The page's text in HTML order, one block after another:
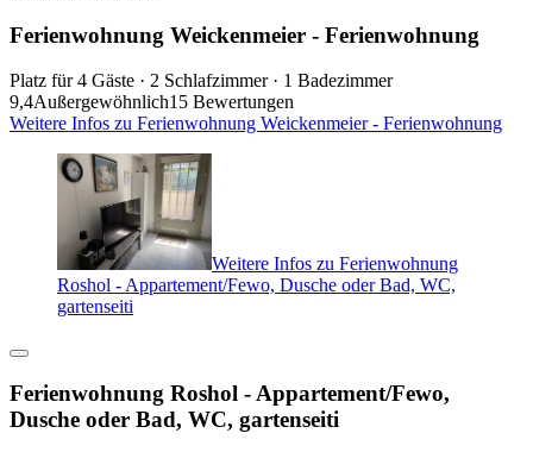
Ferienwohnung Weickenmeier - Ferienwohnung
Platz für 4 Gäste · 2 Schlafzimmer · 1 Badezimmer
9,4Außergewöhnlich15 Bewertungen
Weitere Infos zu Ferienwohnung Weickenmeier - Ferienwohnung
Weitere Infos zu Ferienwohnung
Roshol - Appartement/Fewo, Dusche oder Bad, WC,
gartenseiti
Ferienwohnung Roshol - Appartement/Fewo,
Dusche oder Bad, WC, gartenseiti